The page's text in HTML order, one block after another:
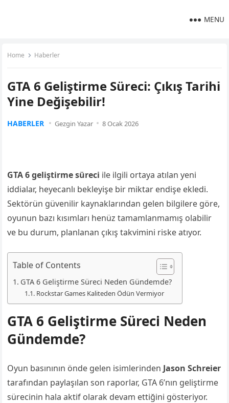
MENU
Home Haberler
GTA 6 Geliştirme Süreci: Çıkış Tarihi
Yine Değişebilir!
HABERLER Gezgin Yazar 8 Ocak 2026
GTA 6 geliştirme süreci ile ilgili ortaya atılan yeni
iddialar, heyecanlı bekleyişe bir miktar endişe ekledi.
Sektörün güvenilir kaynaklarından gelen bilgilere göre,
oyunun bazı kısımları henüz tamamlanmamış olabilir
ve bu durum, planlanan çıkış takvimini riske atıyor.
Table of Contents
GTA 6 Geliştirme Süreci Neden Gündemde?
Rockstar Games Kaliteden Ödün Vermiyor
GTA 6 Geliştirme Süreci Neden
Gündemde?
Oyun basınının önde gelen isimlerinden Jason Schreier
tarafından paylaşılan son raporlar, GTA 6’nın geliştirme
sürecinin hala aktif olarak devam ettiğini gösteriyor.